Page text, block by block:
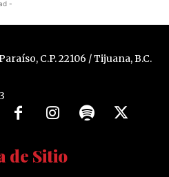
-
C.P. 22106 / Tijuana, B.C.
de Sitio